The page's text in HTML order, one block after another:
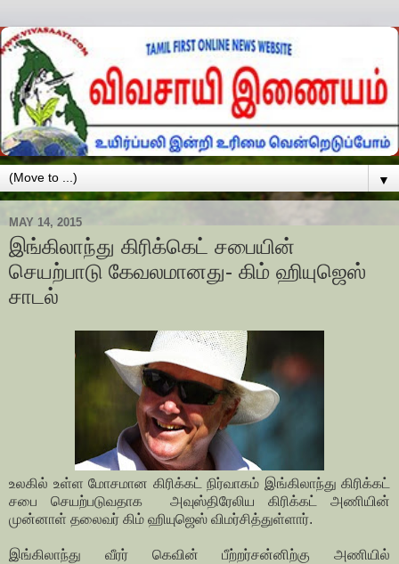
▼
MAY 14, 2015
இங்கிலாந்து கிரிக்கெட் சபையின்
செயற்பாடு கேவலமானது- கிம் ஹியுஜெஸ்
சாடல்
உலகில் உள்ள மோசமான கிரிக்கட் நிர்வாகம் இங்கிலாந்து கிரிக்கட்
சபை செயற்படுவதாக அவுஸ்திரேலிய கிரிக்கட் அணியின்
முன்னாள் தலைவர் கிம் ஹியுஜெஸ் விமர்சித்துள்ளார்.
இங்கிலாந்து வீரர் கெவின் பீற்றர்சன்னிற்கு அணியில்